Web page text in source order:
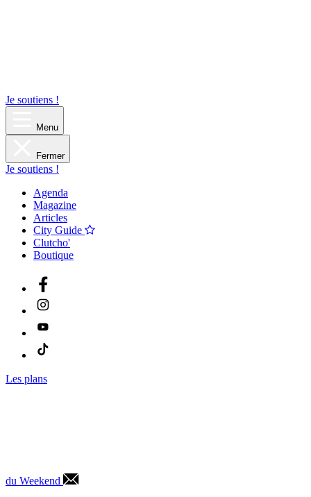
Je soutiens !
Menu
Fermer
Je soutiens !
Agenda
Magazine
Articles
City Guide
Clutcho'
Boutique
Les plans
du Weekend